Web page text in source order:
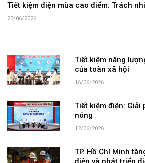
Tiết kiệm điện mùa cao điểm: Trách
23/06/2026
Tiết kiệm năng
của toàn xã hội
16/06/2026
Tiết kiệm điện: Giải
nóng
12/06/2026
TP. Hồ Chí Minh
điện và phát triển